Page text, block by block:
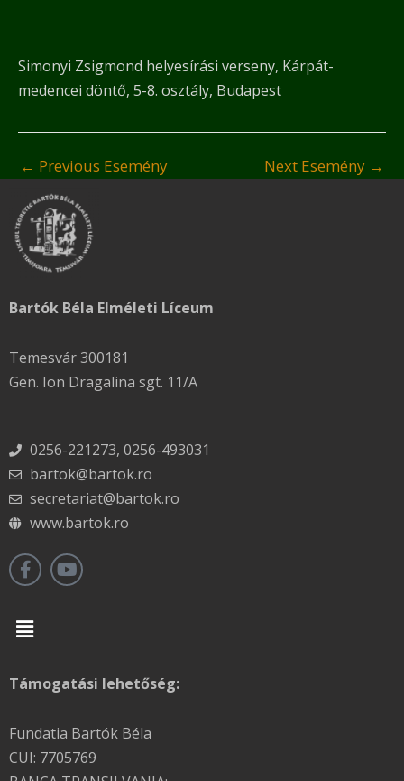
Simonyi Zsigmond helyesírási verseny, Kárpát-
medencei döntő, 5-8. osztály, Budapest
← Previous Esemény Next Esemény →
Bartók Béla Elméleti Líceum
Temesvár 300181
Gen. Ion Dragalina sgt. 11/A
0256-221273, 0256-493031
bartok@bartok.ro
secretariat@bartok.ro
www.bartok.ro
Menu
Támogatási lehetőség:
Fundatia Bartók Béla
CUI: 7705769